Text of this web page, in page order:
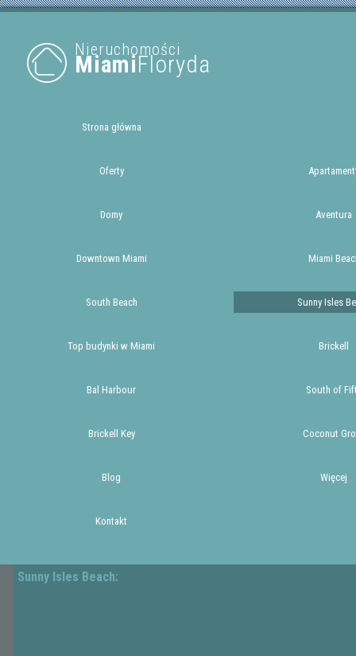
Nieruchomości
MiamiFloryda
Strona główna
Oferty
Domy Aventura
Downtown Miami Miami
South Beach Sunny Isles
Top budynki w Miami Brickell
Bal Harbour South of
Brickell Key Coconut
Blog Więcej
Kontakt
Sunny Isles Beach: